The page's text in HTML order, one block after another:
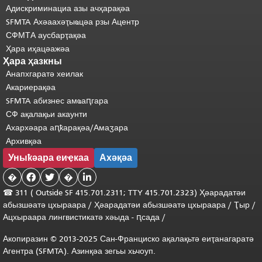
Адискриминациа азы ачҳарақәа
SFMTA Ахәаахәҭыҩцәа рзы Ацентр
СФМТА аусбарҭақәа
Ҳара иҳацәажәа
Ҳара ҳазкны
Анапхгаратә хеилак
Акариерақәа
SFMTA абизнес амҩаԥгара
СФ ақалақьи акаунти
Ахархәара аԥҟарақәа/Амаӡара
Архивқәа
Уныҟәара еиҿкаа Ахәқәа
�   � 
☎ 311 ( Outside SF 415.701.2311; TTY 415.701.2323) Ҳәарадатәи
абызшәатә цхыраара / Ҳәарадатәи абызшәатә цхыраара / Ҭыр /
Ацхыраара лингвистикатә хәыда - ԥсада /
Акопиразин © 2013-2025 Сан-Франциско ақалақьтә еиҭанагаратә
Агентра (SFMTA). Азинқәа зегьы хьчоуп.